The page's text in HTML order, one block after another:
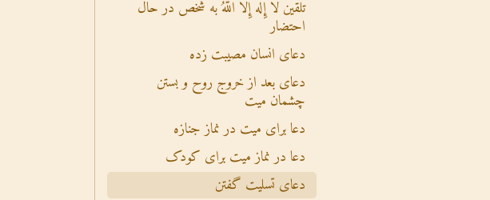
تلقین لاَ إِلَهَ إِلاَّ اللهُ به شخص در حال
احتضار
دعای انسان مصیبت زده
دعای بعد از خروج روح و بستن
چشمان میت
دعا برای میت در نماز جنازه
دعا در نماز میت برای کودک
دعای تسلیت گفتن